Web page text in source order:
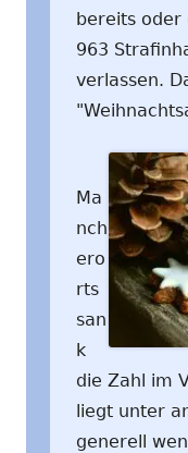
bereits oder
963
verlassen.
Ma
nch
ero
rts
san
k
die Zahl im
liegt unter
generell